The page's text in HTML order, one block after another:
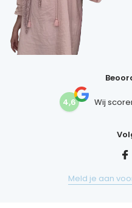
4,6 Wij
Meld je aan